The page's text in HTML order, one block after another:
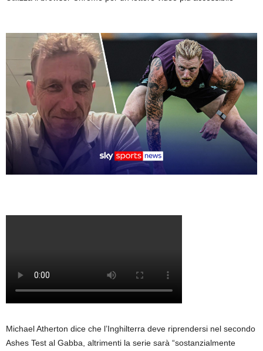
Michael Atherton dice che l’Inghilterra deve riprendersi nel secondo
Ashes Test al Gabba, altrimenti la serie sarà “sostanzialmente